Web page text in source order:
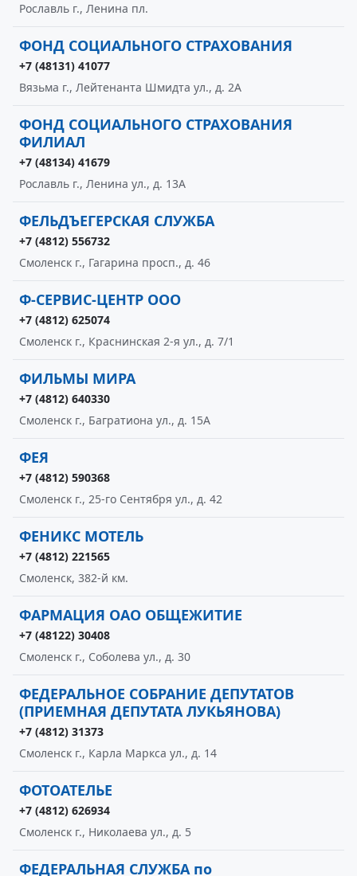
Рославль г., Ленина пл.
ФОНД СОЦИАЛЬНОГО СТРАХОВАНИЯ
+7 (48131) 41077
Вязьма г., Лейтенанта Шмидта ул., д. 2А
ФОНД СОЦИАЛЬНОГО СТРАХОВАНИЯ
ФИЛИАЛ
+7 (48134) 41679
Рославль г., Ленина ул., д. 13А
ФЕЛЬДЪЕГЕРСКАЯ СЛУЖБА
+7 (4812) 556732
Смоленск г., Гагарина просп., д. 46
Ф-СЕРВИС-ЦЕНТР ООО
+7 (4812) 625074
Смоленск г., Краснинская 2-я ул., д. 7/1
ФИЛЬМЫ МИРА
+7 (4812) 640330
Смоленск г., Багратиона ул., д. 15А
ФЕЯ
+7 (4812) 590368
Смоленск г., 25-го Сентября ул., д. 42
ФЕНИКС МОТЕЛЬ
+7 (4812) 221565
Смоленск, 382-й км.
ФАРМАЦИЯ ОАО ОБЩЕЖИТИЕ
+7 (48122) 30408
Смоленск г., Соболева ул., д. 30
ФЕДЕРАЛЬНОЕ СОБРАНИЕ ДЕПУТАТОВ
(ПРИЕМНАЯ ДЕПУТАТА ЛУКЬЯНОВА)
+7 (4812) 31373
Смоленск г., Карла Маркса ул., д. 14
ФОТОАТЕЛЬЕ
+7 (4812) 626934
Смоленск г., Николаева ул., д. 5
ФЕДЕРАЛЬНАЯ СЛУЖБА по